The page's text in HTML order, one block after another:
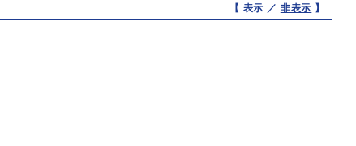
【 表示 ／ 非表示 】